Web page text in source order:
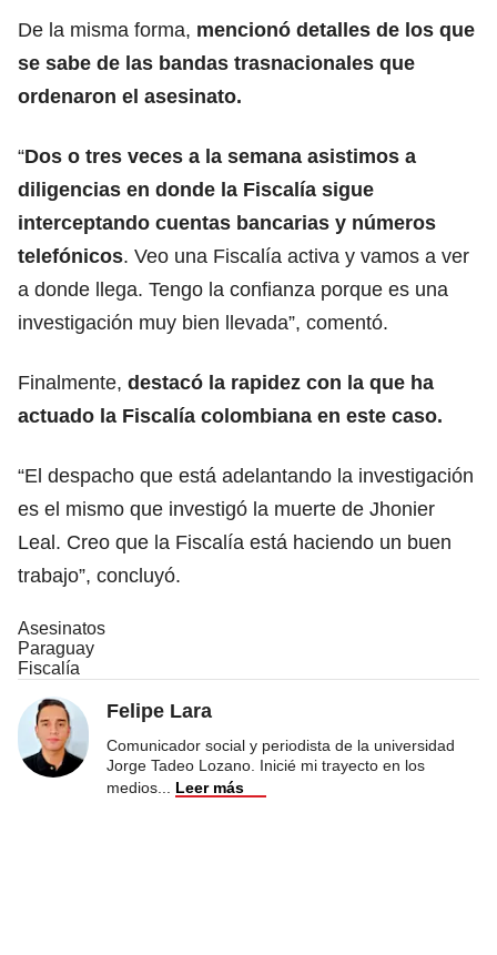
De la misma forma, mencionó detalles de los que
se sabe de las bandas trasnacionales que
ordenaron el asesinato.
“Dos o tres veces a la semana asistimos a
diligencias en donde la Fiscalía sigue
interceptando cuentas bancarias y números
telefónicos. Veo una Fiscalía activa y vamos a ver
a donde llega. Tengo la confianza porque es una
investigación muy bien llevada”, comentó.
Finalmente, destacó la rapidez con la que ha
actuado la Fiscalía colombiana en este caso.
“El despacho que está adelantando la investigación
es el mismo que investigó la muerte de Jhonier
Leal. Creo que la Fiscalía está haciendo un buen
trabajo”, concluyó.
Asesinatos
Paraguay
Fiscalía
Felipe Lara
Comunicador social y periodista de la universidad
Jorge Tadeo Lozano. Inicié mi trayecto en los
medios
Leer más